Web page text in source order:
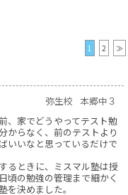
1 2 ≫
弥生校 本郷中３
、家でどうやってテスト勉
からなく、前のテストより
いいなと思っているだけで
るときに、ミスマル塾は授
頃の勉強の管理まで細かく
を決めました。